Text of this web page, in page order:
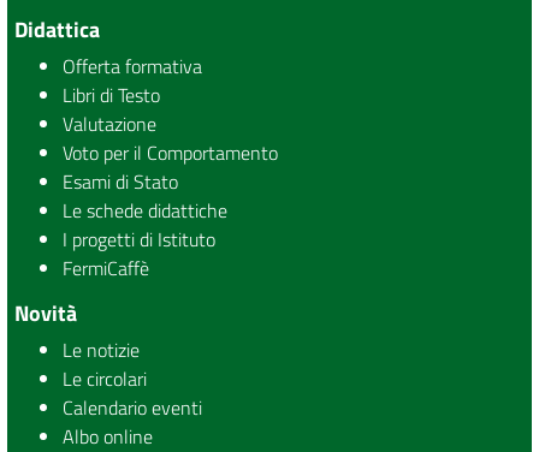
Didattica
Offerta formativa
Libri di Testo
Valutazione
Voto per il Comportamento
Esami di Stato
Le schede didattiche
I progetti di Istituto
FermiCaffè
Novità
Le notizie
Le circolari
Calendario eventi
Albo online